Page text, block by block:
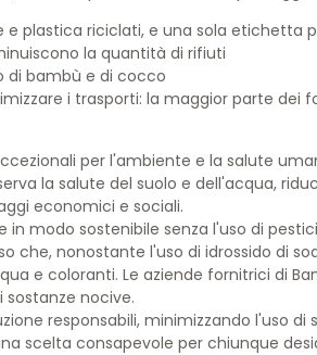
plastica riciclati, e una sola etichetta
la quantità di rifiuti
di bambù e di cocco
i trasporti: la maggior parte dei
per l'ambiente e la salute
la salute del suolo e dell'acqua,
economici e sociali.
in modo sostenibile senza l'uso di
che, nonostante l'uso di idrossido di
e coloranti. Le aziende fornitrici di
sostanze nocive.
responsabili, minimizzando l'uso
scelta consapevole per chiunque